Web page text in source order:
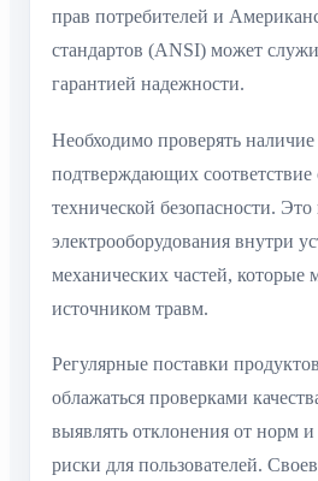
прав потребителей и
стандартов (ANSI) может
гарантией надежности.
Необходимо проверять наличие
подтверждающих соответствие
технической безопасности. Это
электрооборудования внутри
механических частей, которые
источником травм.
Регулярные поставки
облажаться проверками
выявлять отклонения от норм
риски для пользователей.